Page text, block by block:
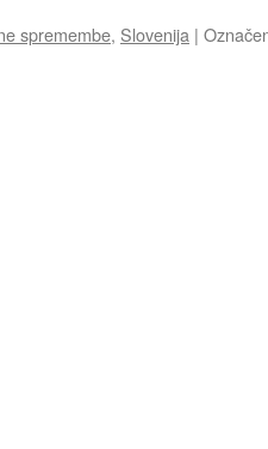
spremembe, Slovenija |